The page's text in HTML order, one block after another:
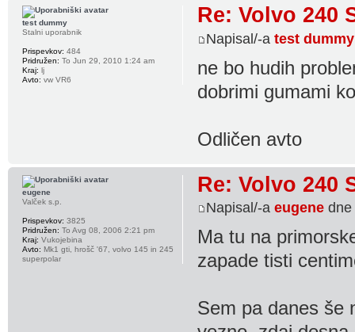
Re: Volvo 240
Napisal/-atest dummy
ne bo hudih
dobrimi gumami
Odličen avto
test dummy
Stalni uporabnik
Prispevkov: 484
Pridružen: To Jun 29, 2010 1:24 am
Kraj: lj
Avto: vw VR6
Re: Volvo 240
Napisal/-aeugene dne
Ma tu na
zapade tisti
Sem pa danes še
eugene
Valček s.p.
Prispevkov: 3825
Pridružen: To Avg 08, 2006 2:21 pm
Kraj: Vukojebina
Avto: Mk1 gti, hrošč '67, volvo 145 in 245
superpolar